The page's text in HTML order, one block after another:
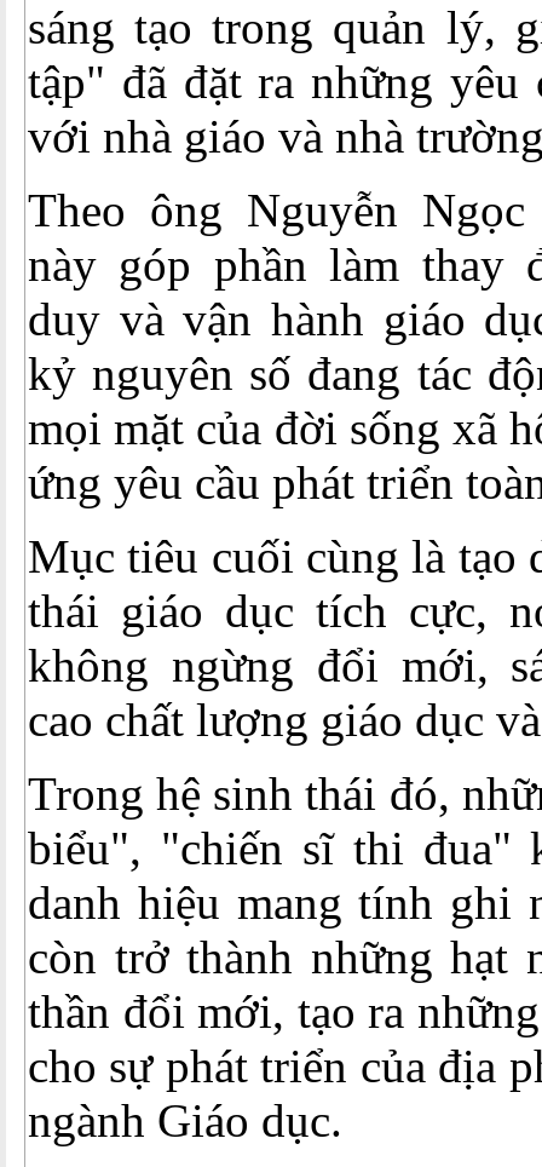
sáng tạo trong quản lý,
tập" đã đặt ra những yêu
với nhà giáo và nhà
Theo ông Nguyễn
này góp phần làm thay
duy và vận hành giáo
kỷ nguyên số đang tác
mọi mặt của đời sống xã
ứng yêu cầu phát triển
Mục tiêu cuối cùng là tạo
thái giáo dục tích cực,
không ngừng đổi mới,
cao chất lượng giáo dục
Trong hệ sinh thái đó,
biểu", "chiến sĩ thi đua"
danh hiệu mang tính ghi
còn trở thành những hạt
thần đổi mới, tạo ra
cho sự phát triển của địa
ngành Giáo dục.